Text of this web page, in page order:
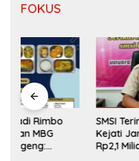
FOKUS
SMSI Terima Jawaban
Kejati Jambi Soal Kasus
Rp2,1 Miliar PUPR Tebo